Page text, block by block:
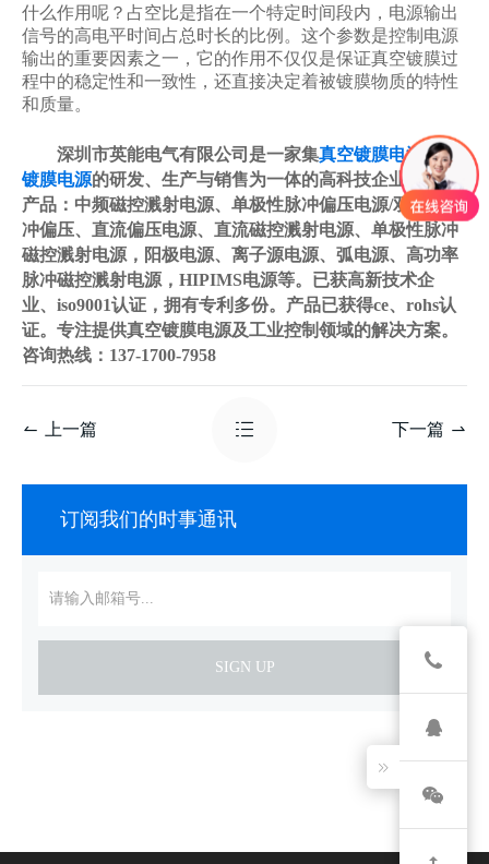
什么作用呢？ 占空比是指在一个特定时间段内，电源输出
信号的高电平时间占总时长的比例。这个参数是控制电源
输出的重要因素之一，它的作用不仅仅是保证真空镀膜过
程中的稳定性和一致性，还直接决定着被镀膜物质的特性
和质量。
深圳市英能电气有限公司是一家集真空镀膜电源 /PVD
镀膜电源的研发、生产与销售为一体的高科技企业，主要
产品：中频磁控溅射电源、单极性脉冲偏压电源/双极性脉
冲偏压、直流偏压电源、直流磁控溅射电源、单极性脉冲
磁控溅射电源，阳极电源、离子源电源、弧电源、高功率
脉冲磁控溅射电源，HIPIMS电源等。已获高新技术企
业、iso9001认证，拥有专利多份。产品已获得ce、rohs认
证。专注提供真空镀膜电源及工业控制领域的解决方案。
咨询热线：137-1700-7958
上一篇 下一篇
订阅我们的时事通讯
SIGN UP